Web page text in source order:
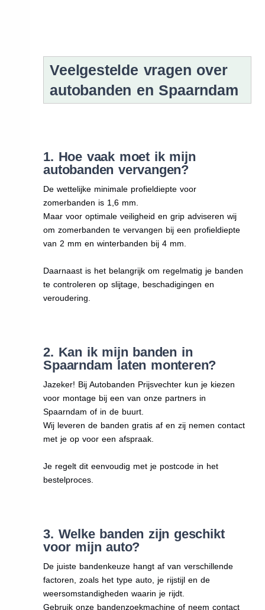
Veelgestelde vragen over
autobanden en Spaarndam
1. Hoe vaak moet ik mijn
autobanden vervangen?
De wettelijke minimale profieldiepte voor
zomerbanden is 1,6 mm.
Maar voor optimale veiligheid en grip adviseren wij
om zomerbanden te vervangen bij een profieldiepte
van 2 mm en winterbanden bij 4 mm.
Daarnaast is het belangrijk om regelmatig je banden
te controleren op slijtage, beschadigingen en
veroudering.
2. Kan ik mijn banden in
Spaarndam laten monteren?
Jazeker! Bij Autobanden Prijsvechter kun je kiezen
voor montage bij een van onze partners in
Spaarndam of in de buurt.
Wij leveren de banden gratis af en zij nemen contact
met je op voor een afspraak.
Je regelt dit eenvoudig met je postcode in het
bestelproces.
3. Welke banden zijn geschikt
voor mijn auto?
De juiste bandenkeuze hangt af van verschillende
factoren, zoals het type auto, je rijstijl en de
weersomstandigheden waarin je rijdt.
Gebruik onze bandenzoekmachine of neem contact